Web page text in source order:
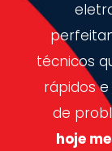
técnicos
rápidos
de
hoje